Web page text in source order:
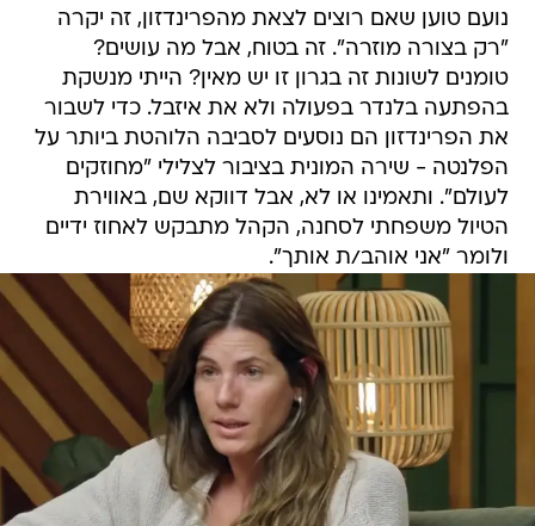
נועם טוען שאם רוצים לצאת מהפרינדזון, זה יקרה
"רק בצורה מוזרה". זה בטוח, אבל מה עושים?
טומנים לשונות זה בגרון זו יש מאין? הייתי מנשקת
בהפתעה בלנדר בפעולה ולא את איזבל. כדי לשבור
את הפרינדזון הם נוסעים לסביבה הלוהטת ביותר על
הפלנטה - שירה המונית בציבור לצלילי "מחוזקים
לעולם". ותאמינו או לא, אבל דווקא שם, באווירת
הטיול משפחתי לסחנה, הקהל מתבקש לאחוז ידיים
ולומר "אני אוהב/ת אותך".